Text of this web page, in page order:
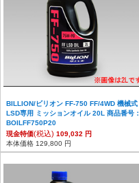
BILLION/ビリオン FF-750 FF/4WD 機械式
LSD専用 ミッションオイル 20L 商品番号：
BOILFF750P20
現金特価(税込) 109,032 円
本体価格 129,800 円